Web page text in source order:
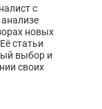
с
новых
статьи
выбор и
своих